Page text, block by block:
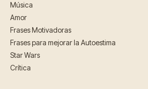
Música
Amor
Frases Motivadoras
Frases para mejorar la Autoestima
Star Wars
Crítica